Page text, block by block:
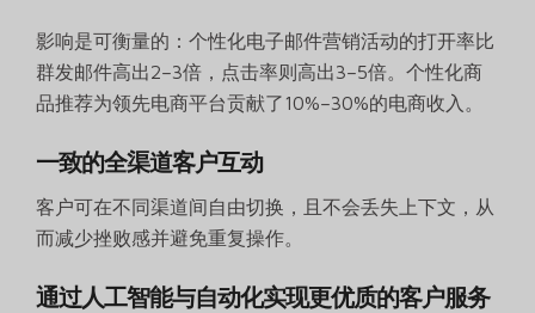
影响是可衡量的：个性化电子邮件营销活动的打开率比
群发邮件高出2–3倍，点击率则高出3–5倍。个性化商
品推荐为领先电商平台贡献了10%–30%的电商收入。
一致的全渠道客户互动
客户可在不同渠道间自由切换，且不会丢失上下文，从
而减少挫败感并避免重复操作。
通过人工智能与自动化实现更优质的客户服务